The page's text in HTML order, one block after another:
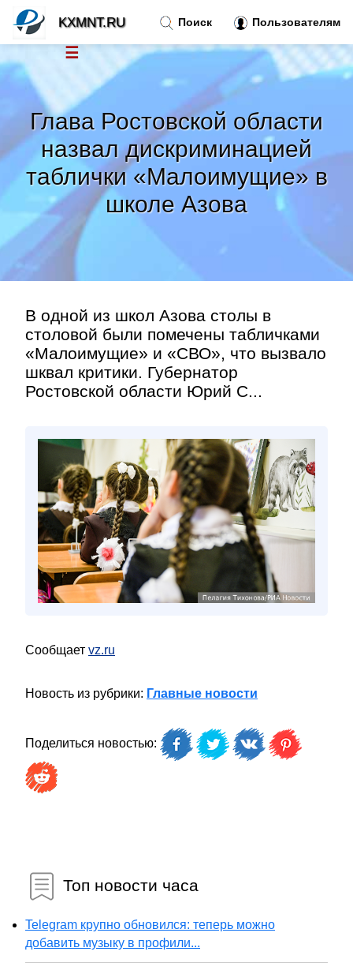
Глава Ростовской области
назвал дискриминацией
таблички «Малоимущие» в
школе Азова
В одной из школ Азова столы в
столовой были помечены табличками
«Малоимущие» и «СВО», что вызвало
шквал критики. Губернатор
Ростовской области Юрий С...
Сообщает vz.ru
Новость из рубрики: Главные новости
Поделиться новостью:
Топ новости часа
Telegram крупно обновился: теперь можно
добавить музыку в профили...
Поиск Пользователям
KXMNT.RU
☰
Тренды новостей»
Рубрики»
Правила »